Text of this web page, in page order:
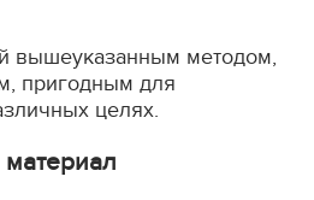
вышеуказанным методом,
пригодным для
целях.